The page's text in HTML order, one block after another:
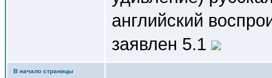
английский
заявлен 5.1
В начало страницы